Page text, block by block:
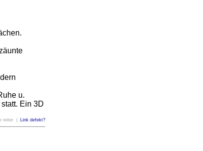
u.
Ein 3D
reiter | Link defekt?